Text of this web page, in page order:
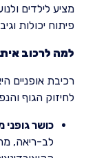
מציע לילדים
פיתוח יכולות
למה לרכוב
רכיבת אופניים
לחיזוק הגוף
כושר גופני
לב-ריאה,